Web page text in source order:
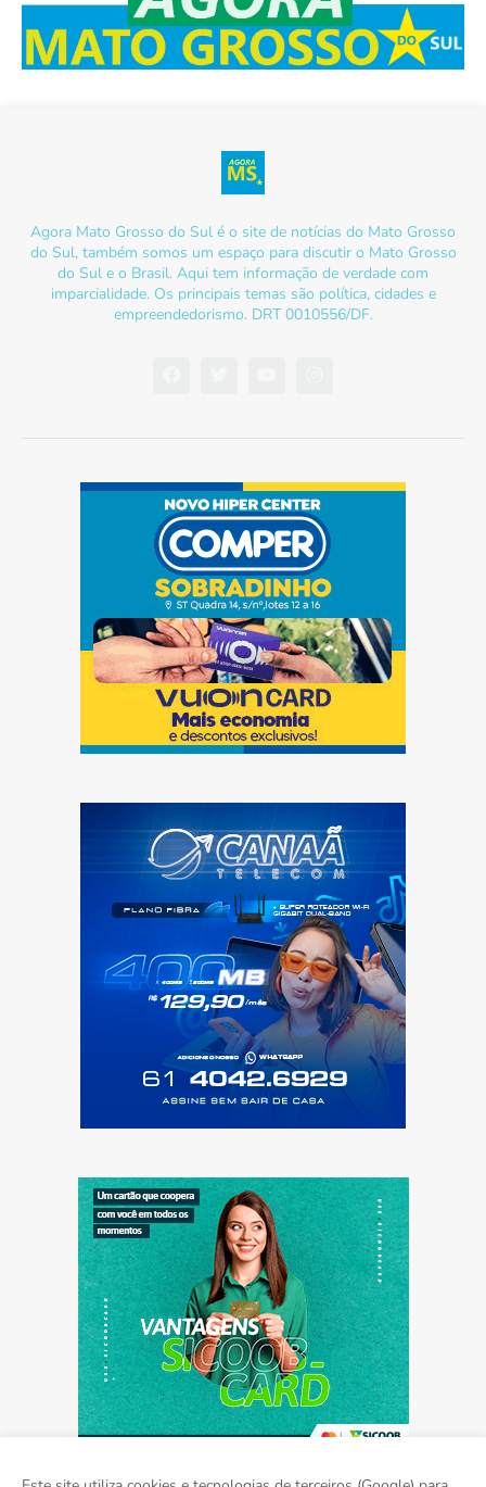
Agora Mato Grosso do Sul é o site de notícias do Mato Grosso
do Sul, também somos um espaço para discutir o Mato Grosso
do Sul e o Brasil. Aqui tem informação de verdade com
imparcialidade. Os principais temas são política, cidades e
empreendedorismo. DRT 0010556/DF.